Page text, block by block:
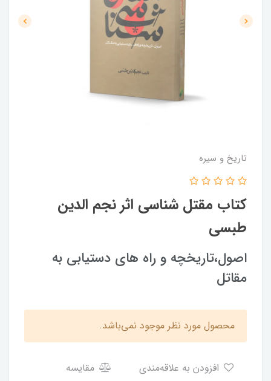
تاریخ و سیره
کتاب مقتل شناسی اثر نجم الدین
طبسی
اصول،تاریخچه و راه های دستیابی به
مقاتل
محصول مورد نظر موجود نمی‌باشد.
مقایسه